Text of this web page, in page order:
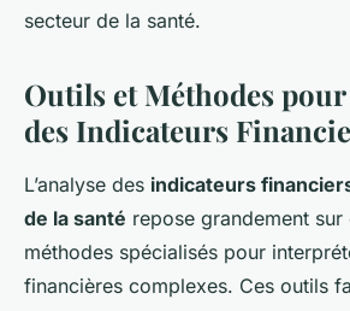
secteur de la santé.
Outils et Méthodes pour
des Indicateurs
L’analyse des indicateurs
de la santé repose grandement
méthodes spécialisés pour
financières complexes. Ces outils